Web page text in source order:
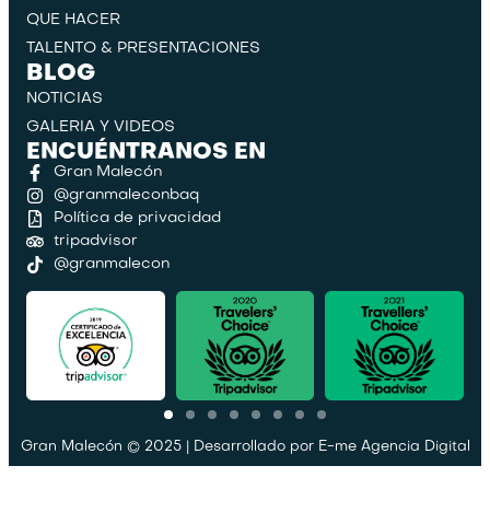
QUE HACER
TALENTO & PRESENTACIONES
BLOG
NOTICIAS
GALERIA Y VIDEOS
ENCUÉNTRANOS EN
Gran Malecón
@granmaleconbaq
Política de privacidad
tripadvisor
@granmalecon
Gran Malecón © 2025 | Desarrollado por E-me Agencia Digital